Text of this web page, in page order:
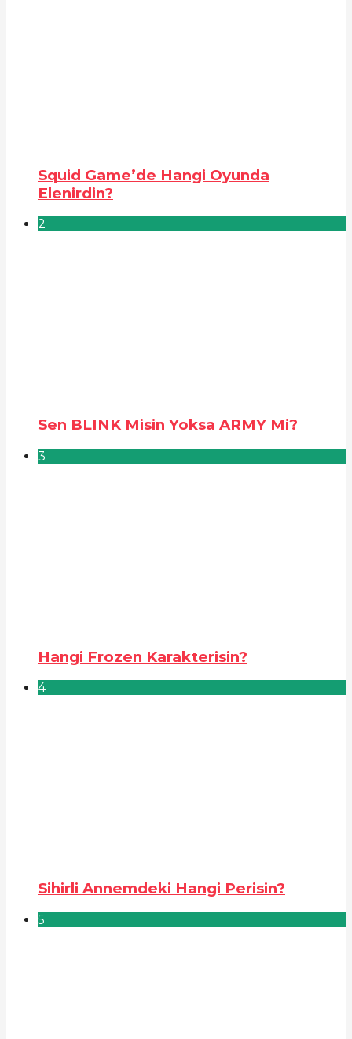
Squid Game’de Hangi Oyunda
Elenirdin?
2
Sen BLINK Misin Yoksa ARMY Mi?
3
Hangi Frozen Karakterisin?
4
Sihirli Annemdeki Hangi Perisin?
5